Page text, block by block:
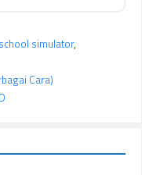
simulator,
Cara)